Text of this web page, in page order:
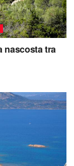
nascosta tra